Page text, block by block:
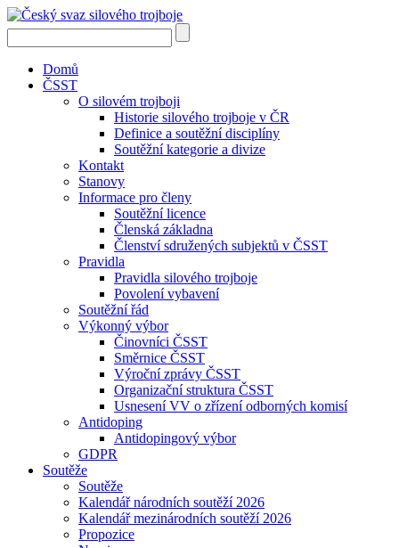
Domů
ČSST
O silovém trojboji
Historie silového trojboje v ČR
Definice a soutěžní disciplíny
Soutěžní kategorie a divize
Kontakt
Stanovy
Informace pro členy
Soutěžní licence
Členská základna
Členství sdružených subjektů v ČSST
Pravidla
Pravidla silového trojboje
Povolení vybavení
Soutěžní řád
Výkonný výbor
Činovníci ČSST
Směrnice ČSST
Výroční zprávy ČSST
Organizační struktura ČSST
Usnesení VV o zřízení odborných komisí
Antidoping
Antidopingový výbor
GDPR
Soutěže
Soutěže
Kalendář národních soutěží 2026
Kalendář mezinárodních soutěží 2026
Propozice